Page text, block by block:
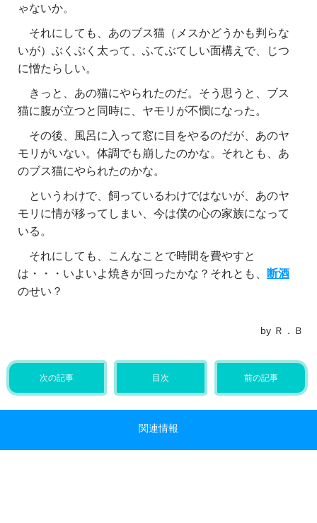
ゃないか。
それにしても、あのブス猫（メスかどうかも判らな
いが）ぶくぶく太って、ふてぶてしい面構えで、じつ
に憎たらしい。
きっと、あの猫にやられたのだ。そう思うと、ブス
猫に腹が立つと同時に、ヤモリが不憫になった。
その後、風呂に入って窓に目をやるのだが、あのヤ
モリがいない。体調でも崩したのかな。それとも、あ
のブス猫にやられたのかな。
というわけで、飼っているわけではないが、あのヤ
モリに情が移ってしまい、今は僕の心の家族になって
いる。
それにしても、こんなことで時間を費やすと
は・・・いよいよ焼きが回ったかな？それとも、
断酒
のせい？
by Ｒ．Ｂ
次の記事 目次 前の記事
関連情報